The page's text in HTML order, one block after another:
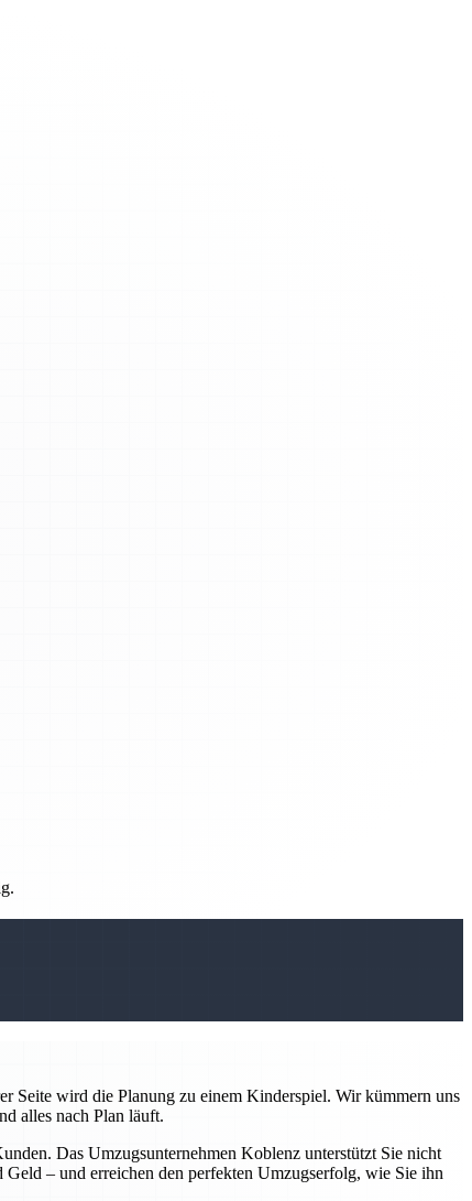
Seite wird die Planung zu einem Kinderspiel. Wir kümmern uns
alles nach Plan läuft.
Das Umzugsunternehmen Koblenz unterstützt Sie nicht
– und erreichen den perfekten Umzugserfolg, wie Sie ihn